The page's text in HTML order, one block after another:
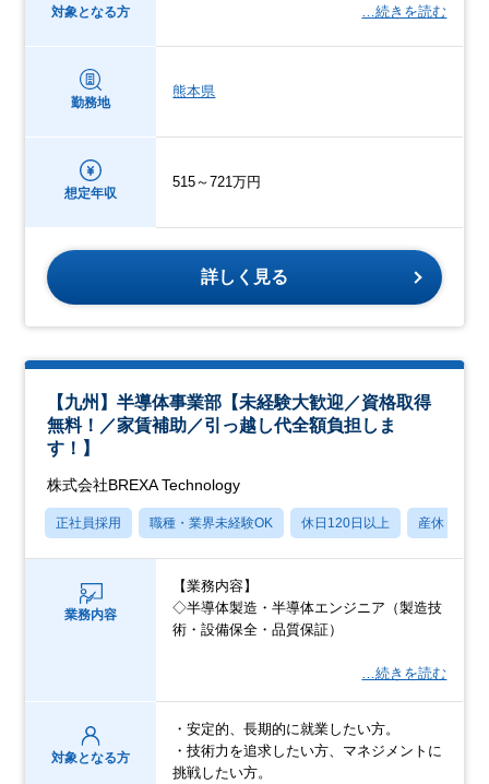
対象となる方
…続きを読む
勤務地
熊本県
想定年収
515～721万円
詳しく見る
【九州】半導体事業部【未経験大歓迎／資格取得
無料！／家賃補助／引っ越し代全額負担しま
す！】
株式会社BREXA Technology
正社員採用 職種・業界未経験OK 休日120日以上 産休・育休
業務内容
【業務内容】
◇半導体製造・半導体エンジニア（製造技
術・設備保全・品質保証）
…続きを読む
対象となる方
・安定的、長期的に就業したい方。
・技術力を追求したい方、マネジメントに
挑戦したい方。